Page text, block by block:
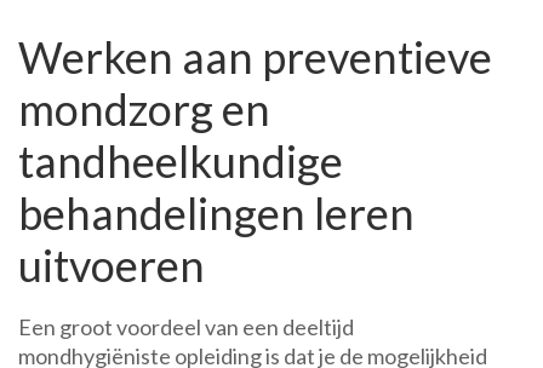
Werken aan preventieve
mondzorg en
tandheelkundige
behandelingen leren
uitvoeren
Een groot voordeel van een deeltijd
mondhygiëniste opleiding is dat je de mogelijkheid